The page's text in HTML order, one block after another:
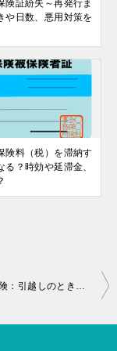
険証紛失～再発行ま
や日数、悪用対策を
険料（税）を滞納す
る？時効や延滞金、